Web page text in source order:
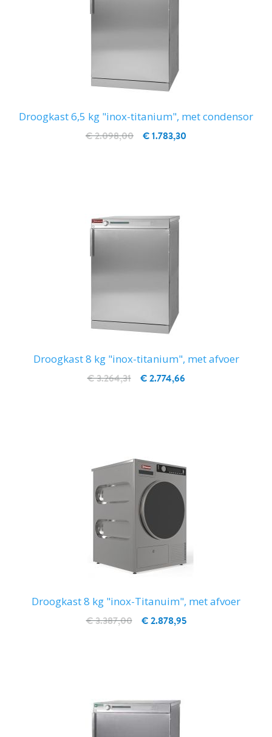
Droogkast 6,5 kg "inox-titanium", met condensor
€ 1.783,30
€ 2.098,00
Droogkast 8 kg "inox-titanium", met afvoer
€ 2.774,66
€ 3.264,31
Droogkast 8 kg "inox-Titanuim", met afvoer
€ 2.878,95
€ 3.387,00